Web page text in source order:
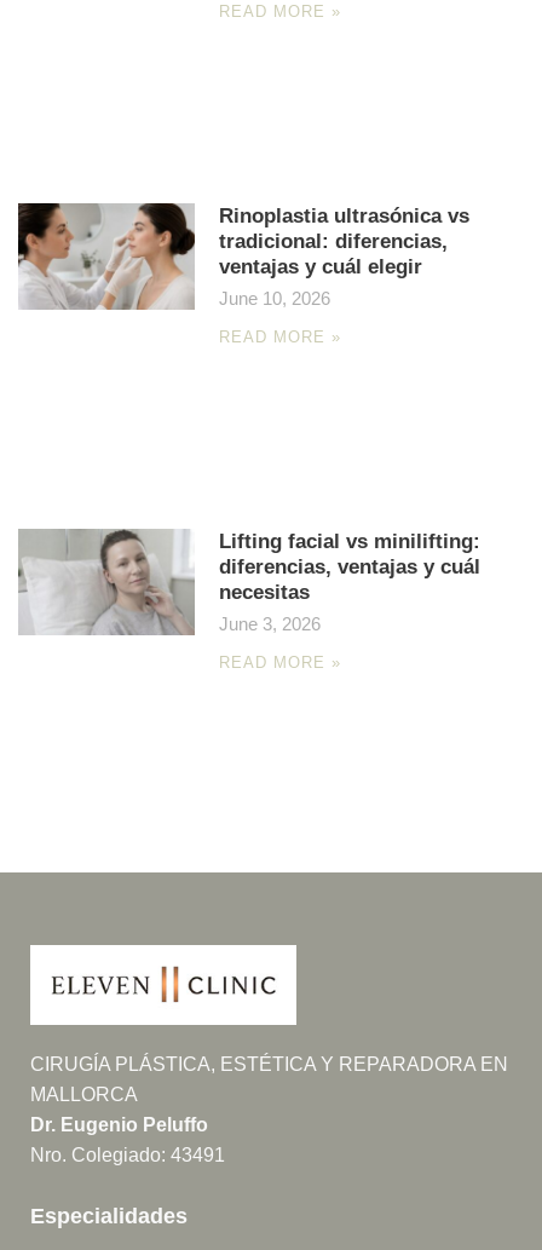
READ MORE »
Rinoplastia ultrasónica vs
tradicional: diferencias,
ventajas y cuál elegir
June 10, 2026
READ MORE »
Lifting facial vs minilifting:
diferencias, ventajas y cuál
necesitas
June 3, 2026
READ MORE »
CIRUGÍA PLÁSTICA, ESTÉTICA Y REPARADORA EN
MALLORCA
Dr. Eugenio Peluffo
Nro. Colegiado: 43491
Especialidades